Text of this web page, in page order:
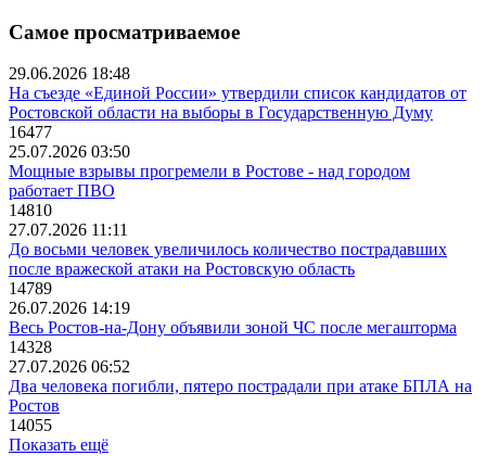
Самое просматриваемое
29.06.2026 18:48
На съезде «Единой России» утвердили список кандидатов от
Ростовской области на выборы в Государственную Думу
16477
25.07.2026 03:50
Мощные взрывы прогремели в Ростове - над городом
работает ПВО
14810
27.07.2026 11:11
До восьми человек увеличилось количество пострадавших
после вражеской атаки на Ростовскую область
14789
26.07.2026 14:19
Весь Ростов-на-Дону объявили зоной ЧС после мегашторма
14328
27.07.2026 06:52
Два человека погибли, пятеро пострадали при атаке БПЛА на
Ростов
14055
Показать ещё